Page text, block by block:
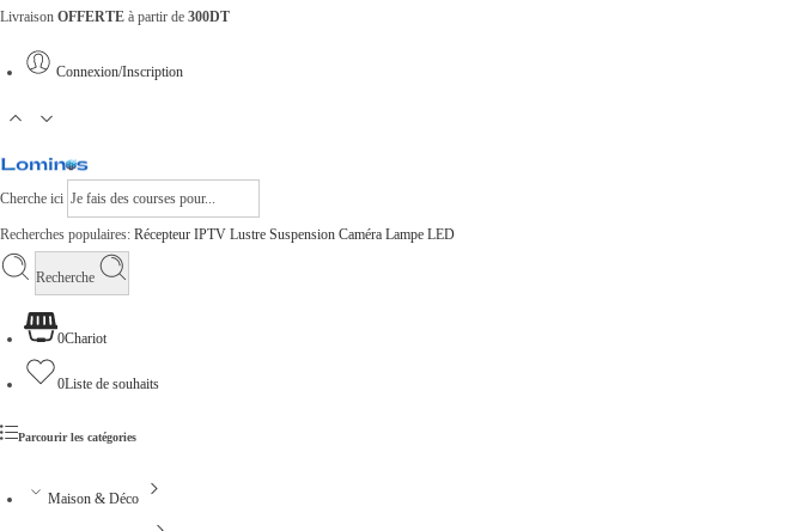
Livraison OFFERTE à partir de 300DT
Connexion/Inscription
Cherche ici
Recherches populaires: Récepteur IPTV Lustre Suspension Caméra Lampe LED
Recherche
0Chariot
0Liste de souhaits
Parcourir les catégories
Maison & Déco